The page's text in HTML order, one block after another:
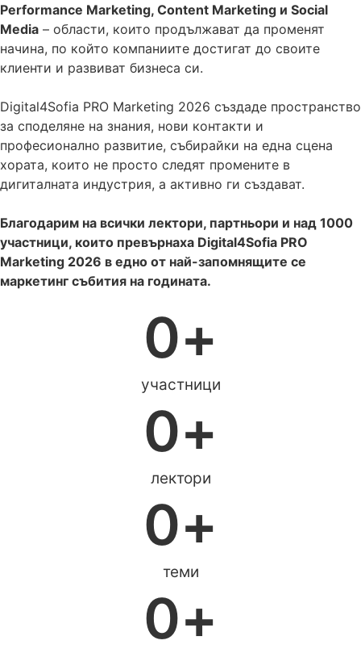
Performance Marketing, Content Marketing и Social
Media – области, които продължават да променят
начина, по който компаниите достигат до своите
клиенти и развиват бизнеса си.
Digital4Sofia PRO Marketing 2026 създаде пространство
за споделяне на знания, нови контакти и
професионално развитие, събирайки на една сцена
хората, които не просто следят промените в
дигиталната индустрия, а активно ги създават.
Благодарим на всички лектори, партньори и над 1000
участници, които превърнаха Digital4Sofia PRO
Marketing 2026 в едно от най-запомнящите се
маркетинг събития на годината.
участници
0+
лектори
0+
теми
0+
0+